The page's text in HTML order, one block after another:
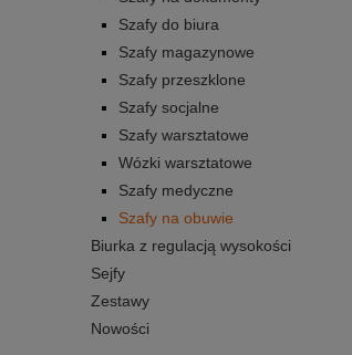
Szafy do biura
Szafy magazynowe
Szafy przeszklone
Szafy socjalne
Szafy warsztatowe
Wózki warsztatowe
Szafy medyczne
Szafy na obuwie
Biurka z regulacją wysokości
Sejfy
Zestawy
Nowości